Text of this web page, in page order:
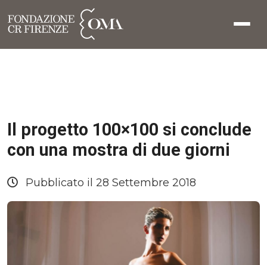
Il progetto 100×100 si conclude
con una mostra di due giorni
Pubblicato il 28 Settembre 2018